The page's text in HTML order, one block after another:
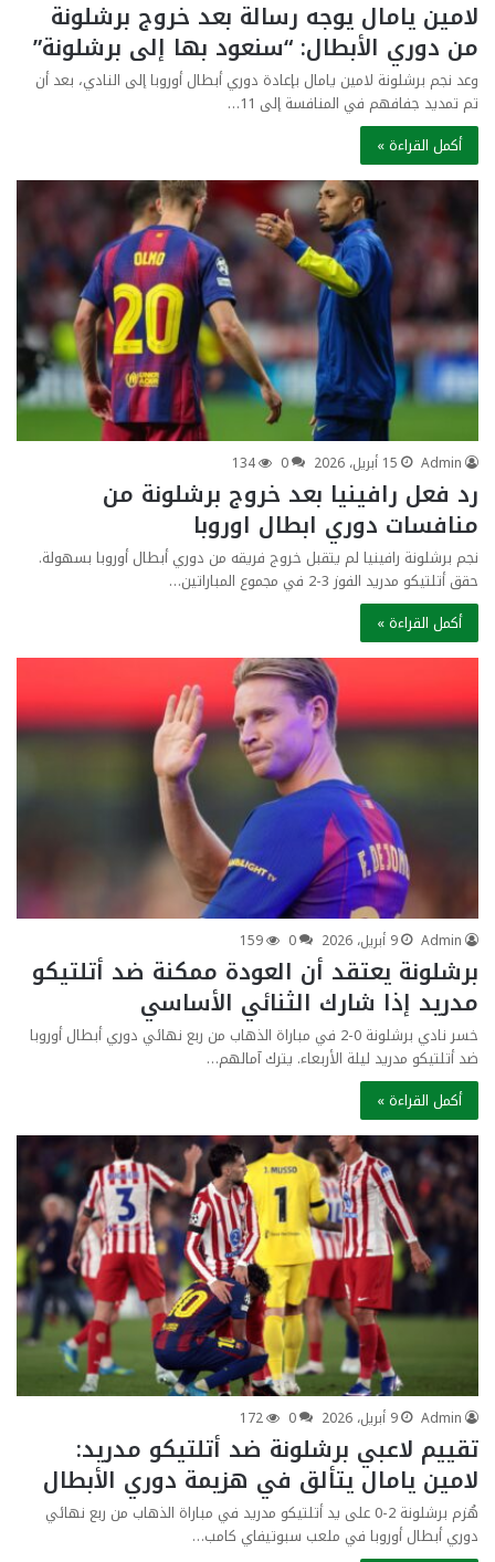
لامين يامال يوجه رسالة بعد خروج برشلونة
من دوري الأبطال: “سنعود بها إلى برشلونة”
وعد نجم برشلونة لامين يامال بإعادة دوري أبطال أوروبا إلى النادي، بعد أن
تم تمديد جفافهم في المنافسة إلى 11…
أكمل القراءة »
Admin 15 أبريل، 2026 0
134
رد فعل رافينيا بعد خروج برشلونة من
منافسات دوري ابطال اوروبا
نجم برشلونة رافينيا لم يتقبل خروج فريقه من دوري أبطال أوروبا بسهولة.
حقق أتلتيكو مدريد الفوز 3-2 في مجموع المباراتين…
أكمل القراءة »
Admin 9 أبريل، 2026 0
159
برشلونة يعتقد أن العودة ممكنة ضد أتلتيكو
مدريد إذا شارك الثنائي الأساسي
خسر نادي برشلونة 0-2 في مباراة الذهاب من ربع نهائي دوري أبطال أوروبا
ضد أتلتيكو مدريد ليلة الأربعاء. يترك آمالهم…
أكمل القراءة »
Admin 9 أبريل، 2026 0
172
تقييم لاعبي برشلونة ضد أتلتيكو مدريد:
لامين يامال يتألق في هزيمة دوري الأبطال
هُزم برشلونة 2-0 على يد أتلتيكو مدريد في مباراة الذهاب من ربع نهائي
دوري أبطال أوروبا في ملعب سبوتيفاي كامب…